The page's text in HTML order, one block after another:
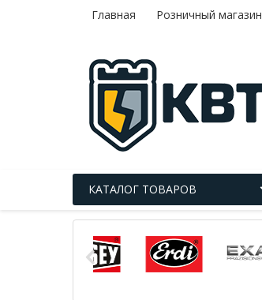
Главная Розничный магазин
КАТАЛОГ ТОВАРОВ